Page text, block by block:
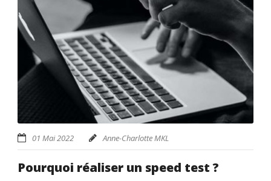
01 Mai 2022 Anne-Charlotte MKL
Pourquoi réaliser un speed test ?